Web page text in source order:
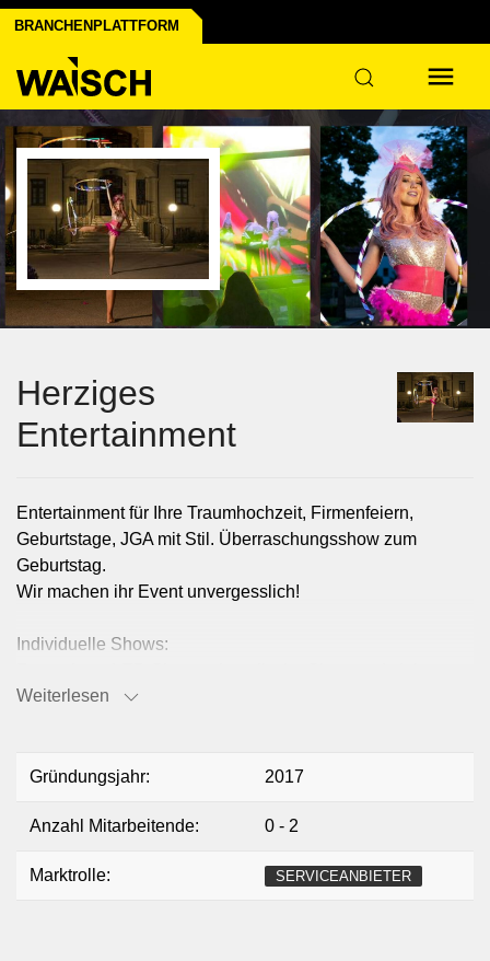
BRANCHENPLATTFORM
Herziges
Entertainment
Entertainment für Ihre Traumhochzeit, Firmenfeiern,
Geburtstage, JGA mit Stil. Überraschungsshow zum
Geburtstag.
Wir machen ihr Event unvergesslich!
Individuelle Shows:
mehr!
Weiterlesen
Gründungsjahr: 2017
Anzahl Mitarbeitende: 0 - 2
Marktrolle: SERVICEANBIETER